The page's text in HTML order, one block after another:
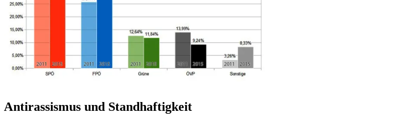
Antirassismus und Standhaftigkeit